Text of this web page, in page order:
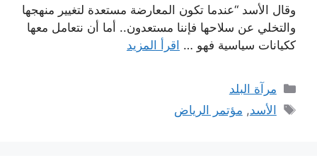
وقال الأسد “عندما تكون المعارضة مستعدة لتغيير منهجها
والتخلي عن سلاحها فإننا مستعدون.. أما أن نتعامل معها
ككيانات سياسية فهو … اقرأ المزيد
التصنيفات
مرآة البلد
الوسوم
الأسد, مؤتمر الرياض